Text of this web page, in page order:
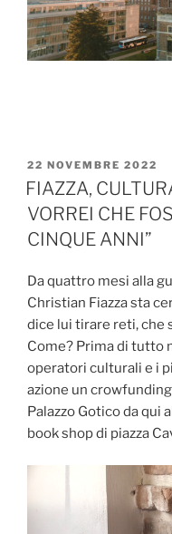
PUBBLICATO
IL
22 NOVEMBRE 2022
FIAZZA,
VORREI CHE
CINQUE ANNI”
Da quattro mesi alla
Christian Fiazza sta
dice lui tirare reti, che
Come? Prima di tutto
operatori culturali e i
azione un
Palazzo Gotico da qui
book shop di piazza